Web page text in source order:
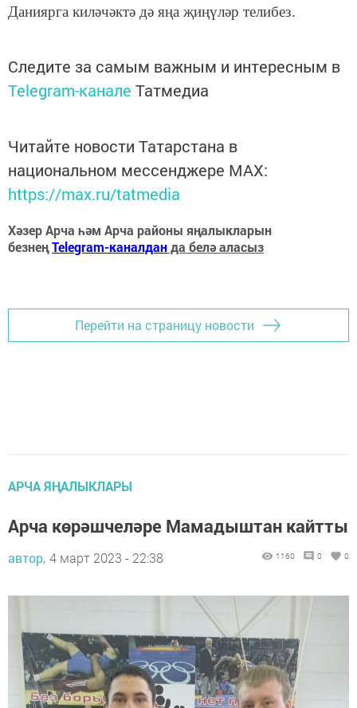
Даниярга киләчәктә дә яңа җиңүләр телибез.
Следите за самым важным и интересным в
Telegram-канале Татмедиа
Читайте новости Татарстана в
национальном мессенджере MАХ:
https://max.ru/tatmedia
Хәзер Арча һәм Арча районы яңалыкларын
безнеңTelegram-каналданда белә аласыз
Перейти на страницу новости
АРЧА ЯҢАЛЫКЛАРЫ
Арча көрәшчеләре Мамадыштан кайтты
автор, 4 март 2023 - 22:38 1160 0 0